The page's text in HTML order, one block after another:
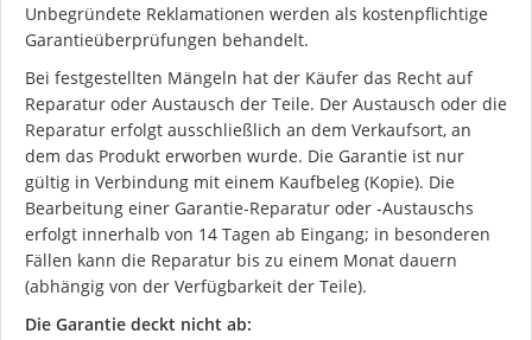
Unbegründete Reklamationen werden als kostenpflichtige
Garantieüberprüfungen behandelt.
Bei festgestellten Mängeln hat der Käufer das Recht auf
Reparatur oder Austausch der Teile. Der Austausch oder die
Reparatur erfolgt ausschließlich an dem Verkaufsort, an
dem das Produkt erworben wurde. Die Garantie ist nur
gültig in Verbindung mit einem Kaufbeleg (Kopie). Die
Bearbeitung einer Garantie-Reparatur oder -Austauschs
erfolgt innerhalb von 14 Tagen ab Eingang; in besonderen
Fällen kann die Reparatur bis zu einem Monat dauern
(abhängig von der Verfügbarkeit der Teile).
Die Garantie deckt nicht ab: